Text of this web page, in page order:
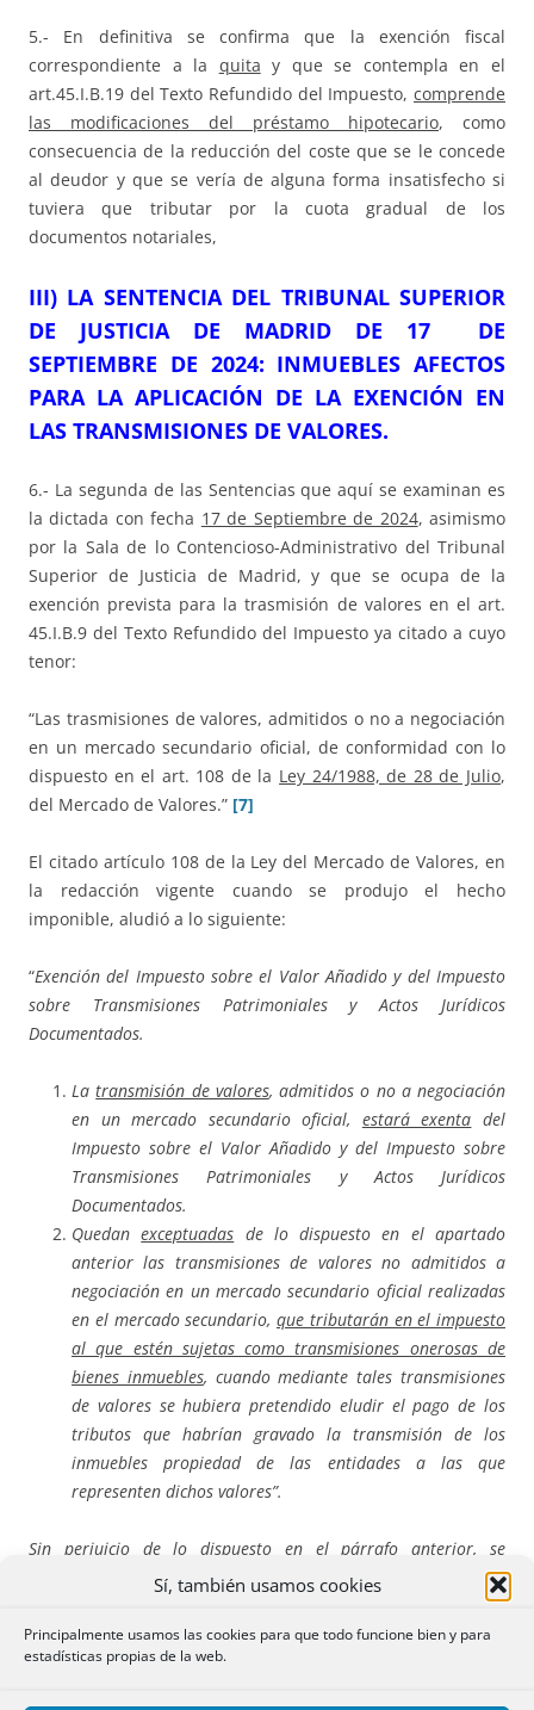
Sí, también usamos cookies
Principalmente usamos las cookies para que todo funcione bien y para
estadísticas propias de la web.
5.- En definitiva se confirma que la exención fiscal
correspondiente a la quita y que se contempla en el
art.45.I.B.19 del Texto Refundido del Impuesto, comprende
las modificaciones del préstamo hipotecario, como
consecuencia de la reducción del coste que se le concede
al deudor y que se vería de alguna forma insatisfecho si
tuviera que tributar por la cuota gradual de los
documentos notariales,
III) LA SENTENCIA DEL TRIBUNAL SUPERIOR
DE JUSTICIA DE MADRID DE 17 DE
SEPTIEMBRE DE 2024: INMUEBLES AFECTOS
PARA LA APLICACIÓN DE LA EXENCIÓN EN
LAS TRANSMISIONES DE VALORES.
6.- La segunda de las Sentencias que aquí se examinan es
la dictada con fecha 17 de Septiembre de 2024, asimismo
por la Sala de lo Contencioso-Administrativo del Tribunal
Superior de Justicia de Madrid, y que se ocupa de la
exención prevista para la trasmisión de valores en el art.
45.I.B.9 del Texto Refundido del Impuesto ya citado a cuyo
tenor:
“Las trasmisiones de valores, admitidos o no a negociación
en un mercado secundario oficial, de conformidad con lo
dispuesto en el art. 108 de la Ley 24/1988, de 28 de Julio,
del Mercado de Valores.” [7]
El citado artículo 108 de la Ley del Mercado de Valores, en
la redacción vigente cuando se produjo el hecho
imponible, aludió a lo siguiente:
“Exención del Impuesto sobre el Valor Añadido y del Impuesto
sobre Transmisiones Patrimoniales y Actos Jurídicos
Documentados.
Latransmisión de valores, admitidos o no a negociación
en un mercado secundario oficial, estará exenta del
Impuesto sobre el Valor Añadido y del Impuesto sobre
Transmisiones Patrimoniales y Actos Jurídicos
Documentados.
Quedanexceptuadas de lo dispuesto en el apartado
anterior las transmisiones de valores no admitidos a
negociación en un mercado secundario oficial realizadas
en el mercado secundario, que tributarán en el impuesto
al que estén sujetas como transmisiones onerosas de
bienes inmuebles, cuando mediante tales transmisiones
de valores se hubiera pretendido eludir el pago de los
tributos que habrían gravado la transmisión de los
inmuebles propiedad de las entidades a las que
representen dichos valores”.
Sin perjuicio de lo dispuesto en el párrafo anterior, se
entenderá, salvo prueba en contrario,que se actúa con ánimo
de elusión del pago del impuesto correspondiente a la
transmisión de bienes inmueblesen los siguientes supuestos: